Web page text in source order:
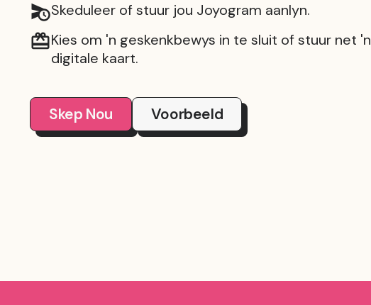
Skeduleer of stuur jou Joyogram aanlyn.
Kies om 'n geskenkbewys in te sluit of stuur net 'n
digitale kaart.
Skep Nou Voorbeeld